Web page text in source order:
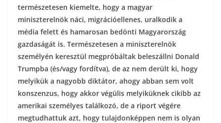
természetesen kiemelte, hogy a magyar
miniszterelnök náci, migrációellenes, uralkodik a
média felett és hamarosan bedönti Magyarország
gazdaságát is. Természetesen a miniszterelnök
személyén keresztül megpróbáltak beleszállni Donald
Trumpba (és/vagy fordítva), de az nem derült ki, hogy
melyikük a nagyobb diktátor, ahogy abban sem volt
konszenzus, hogy akkor végülis melyiküknek cikibb az
amerikai személyes találkozó, de a riport végére
megtudhattuk azt, hogy tulajdonképpen nem is olyan